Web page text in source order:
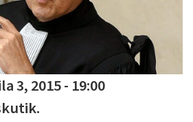
3, 2015 - 19:00